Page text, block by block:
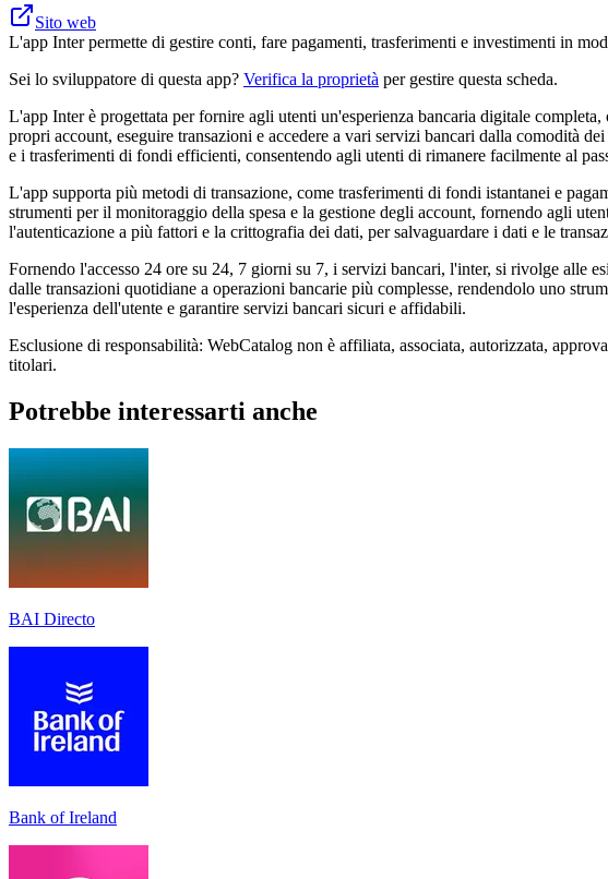
Sito web
L'app Inter permette di gestire conti, fare pagamenti, trasferimenti e investimenti in
Sei lo sviluppatore di questa app? Verifica la proprietà per gestire questa scheda.
L'app Inter è progettata per fornire agli utenti un'esperienza bancaria digitale
propri account, eseguire transazioni e accedere a vari servizi bancari dalla comodità
e i trasferimenti di fondi efficienti, consentendo agli utenti di rimanere facilmente al
L'app supporta più metodi di transazione, come trasferimenti di fondi istantanei e
strumenti per il monitoraggio della spesa e la gestione degli account, fornendo agli
l'autenticazione a più fattori e la crittografia dei dati, per salvaguardare i dati e le
Fornendo l'accesso 24 ore su 24, 7 giorni su 7, i servizi bancari, l'inter, si rivolge alle
dalle transazioni quotidiane a operazioni bancarie più complesse, rendendolo uno
l'esperienza dell'utente e garantire servizi bancari sicuri e affidabili.
Esclusione di responsabilità: WebCatalog non è affiliata, associata, autorizzata,
titolari.
Potrebbe interessarti anche
BAI Directo
Bank of Ireland